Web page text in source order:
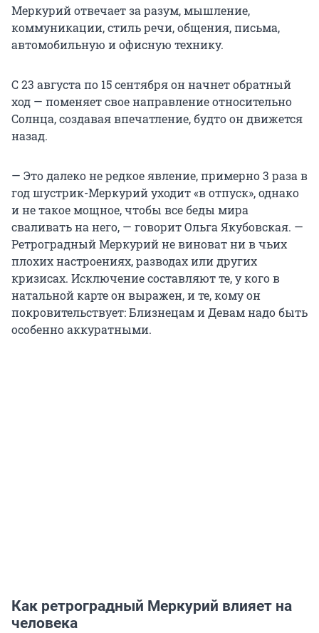
Меркурий отвечает за разум, мышление,
коммуникации, стиль речи, общения, письма,
автомобильную и офисную технику.
С 23 августа по 15 сентября он начнет обратный
ход — поменяет свое направление относительно
Солнца, создавая впечатление, будто он движется
назад.
— Это далеко не редкое явление, примерно 3 раза в
год шустрик-Меркурий уходит «в отпуск», однако
и не такое мощное, чтобы все беды мира
сваливать на него, — говорит Ольга Якубовская. —
Ретроградный Меркурий не виноват ни в чьих
плохих настроениях, разводах или других
кризисах. Исключение составляют те, у кого в
натальной карте он выражен, и те, кому он
покровительствует: Близнецам и Девам надо быть
особенно аккуратными.
Как ретроградный Меркурий влияет на
человека